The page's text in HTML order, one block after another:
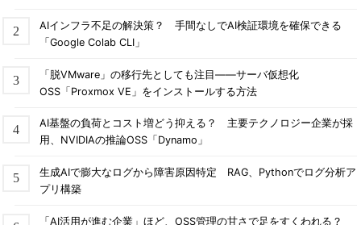
AIインフラ不足の解決策？ 手間なしでAI検証環境を確保できる
「Google Colab CLI」
「脱VMware」の移行先としても注目――サーバ仮想化
OSS「Proxmox VE」をインストールする方法
AI基盤の負荷とコスト増どう抑える？ 主要テクノロジー企業が採
用、NVIDIAの推論OSS「Dynamo」
生成AIで膨大なログから障害原因特定 RAG、Pythonでログ分析ア
プリ構築
「AI活用が進む企業」ほど、OSS管理の甘さで足をすくわれる？